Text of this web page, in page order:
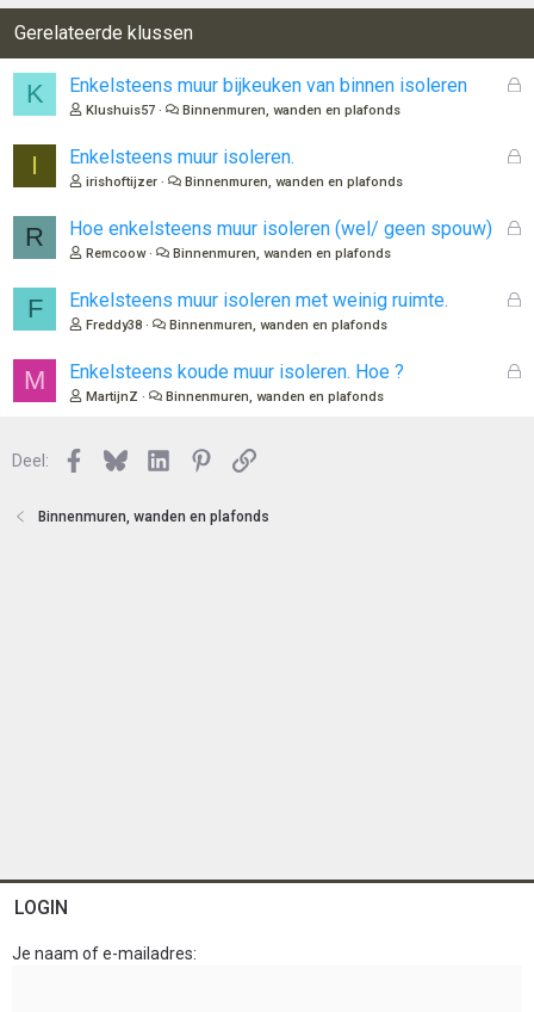
Gerelateerde klussen
K
G
n
Enkelsteens muur bijkeuken van binnen isoleren
Klushuis57 Binnenmuren, wanden en plafonds
I
G
n
Enkelsteens muur isoleren.
irishoftijzer Binnenmuren, wanden en plafonds
R
G
n
Hoe enkelsteens muur isoleren (wel/ geen spouw)
Remcoow Binnenmuren, wanden en plafonds
F
G
Enkelsteens muur isoleren met weinig ruimte.
Freddy38 Binnenmuren, wanden en plafonds
M
G
Enkelsteens koude muur isoleren. Hoe ?
MartijnZ Binnenmuren, wanden en plafonds
Deel: Facebook
BlueskyLinkedInPinterest
Link
Binnenmuren, wanden en plafonds
LOGIN
Je naam of e-mailadres